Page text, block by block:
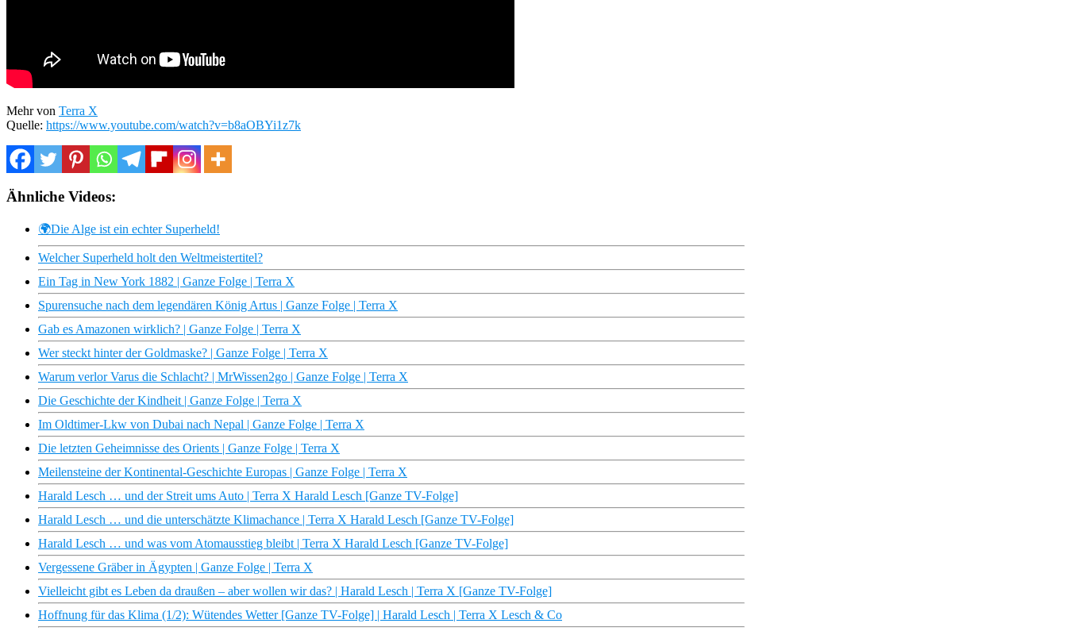
Mehr von Terra X
Quelle: https://www.youtube.com/watch?v=b8aOBYi1z7k
Ähnliche Videos:
🌍Die Alge ist ein echter Superheld!
Welcher Superheld holt den Weltmeistertitel?
Ein Tag in New York 1882 | Ganze Folge | Terra X
Spurensuche nach dem legendären König Artus | Ganze Folge | Terra X
Gab es Amazonen wirklich? | Ganze Folge | Terra X
Wer steckt hinter der Goldmaske? | Ganze Folge | Terra X
Warum verlor Varus die Schlacht? | MrWissen2go | Ganze Folge | Terra X
Die Geschichte der Kindheit | Ganze Folge | Terra X
Im Oldtimer-Lkw von Dubai nach Nepal | Ganze Folge | Terra X
Die letzten Geheimnisse des Orients | Ganze Folge | Terra X
Meilensteine der Kontinental-Geschichte Europas | Ganze Folge | Terra X
Harald Lesch … und der Streit ums Auto | Terra X Harald Lesch [Ganze TV-Folge]
Harald Lesch … und die unterschätzte Klimachance | Terra X Harald Lesch [Ganze TV-Folge]
Harald Lesch … und was vom Atomausstieg bleibt | Terra X Harald Lesch [Ganze TV-Folge]
Vergessene Gräber in Ägypten | Ganze Folge | Terra X
Vielleicht gibt es Leben da draußen – aber wollen wir das? | Harald Lesch | Terra X [Ganze TV-Folge]
Hoffnung für das Klima (1/2): Wütendes Wetter [Ganze TV-Folge] | Harald Lesch | Terra X Lesch & Co